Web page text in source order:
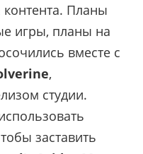
контента. Планы
игры, планы на
вместе с
,
студии.
заставить